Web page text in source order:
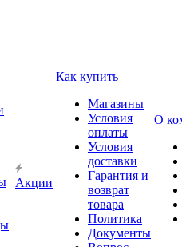
Акции
Как купить
Магазины
Условия
оплаты
Условия
доставки
Гарантия и
возврат
товара
Политика
Документы
О